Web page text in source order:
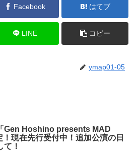
Facebook はてブ
LINE コピー
ymap01-05
Gen Hoshino presents MAD
現在先行受付中！追加公演の日
！